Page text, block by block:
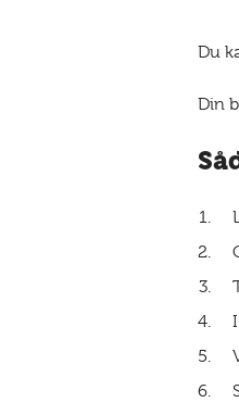
Du
Din